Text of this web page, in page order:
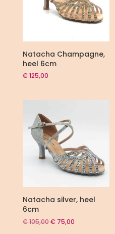
Natacha Champagne,
heel 6cm
€ 125,00
Natacha silver, heel
6cm
€105,00Oorspronkelijke
€ 75,00Huidige